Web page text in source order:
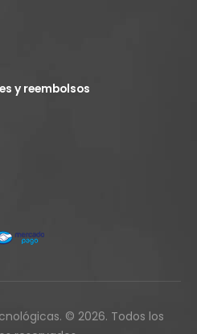
y reembolsos
© 2026. Todos los